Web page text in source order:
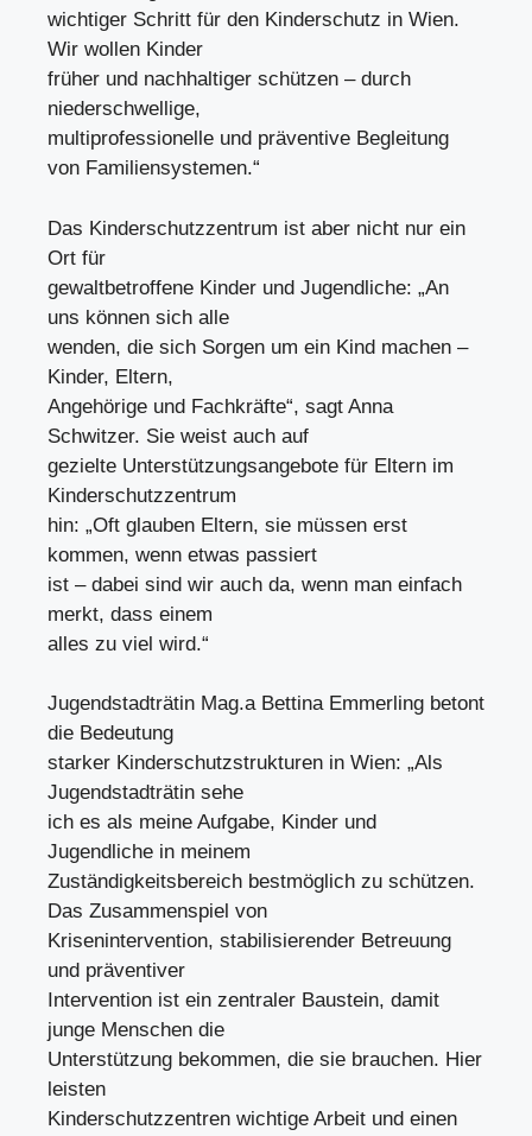
wichtiger Schritt für den Kinderschutz in Wien.
Wir wollen Kinder
früher und nachhaltiger schützen – durch
niederschwellige,
multiprofessionelle und präventive Begleitung
von Familiensystemen.“
Das Kinderschutzzentrum ist aber nicht nur ein
Ort für
gewaltbetroffene Kinder und Jugendliche: „An
uns können sich alle
wenden, die sich Sorgen um ein Kind machen –
Kinder, Eltern,
Angehörige und Fachkräfte“, sagt Anna
Schwitzer. Sie weist auch auf
gezielte Unterstützungsangebote für Eltern im
Kinderschutzzentrum
hin: „Oft glauben Eltern, sie müssen erst
kommen, wenn etwas passiert
ist – dabei sind wir auch da, wenn man einfach
merkt, dass einem
alles zu viel wird.“
Jugendstadträtin Mag.a Bettina Emmerling betont
die Bedeutung
starker Kinderschutzstrukturen in Wien: „Als
Jugendstadträtin sehe
ich es als meine Aufgabe, Kinder und
Jugendliche in meinem
Zuständigkeitsbereich bestmöglich zu schützen.
Das Zusammenspiel von
Krisenintervention, stabilisierender Betreuung
und präventiver
Intervention ist ein zentraler Baustein, damit
junge Menschen die
Unterstützung bekommen, die sie brauchen. Hier
leisten
Kinderschutzzentren wichtige Arbeit und einen